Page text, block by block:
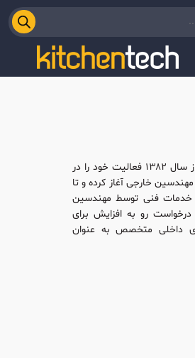
خدمات پس از فروش حبتور اینترنشنال از سال ۱۳۸۲ فعالیت خود را در
خارجی آغاز کرده و تا
های ۷۸ تا ۸۲ ) کلیه خدمات فنی توسط مهندسین
رو به افزایش برای
داخلی متخصص به عنوان